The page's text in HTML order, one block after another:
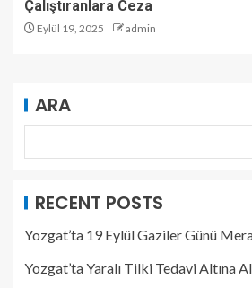
Çalıştıranlara Ceza
Eylül 19, 2025 admin
ARA
RECENT POSTS
Yozgat’ta 19 Eylül Gaziler Günü
Yozgat’ta Yaralı Tilki Tedavi Altına